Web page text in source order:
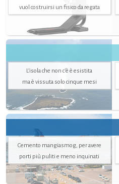
vuol costruirsi un fisico da regata
L’isola che non c'è è esistita
ma è vissuta solo cinque mesi
Cemento mangiasmog, per avere
porti più puliti e meno inquinati